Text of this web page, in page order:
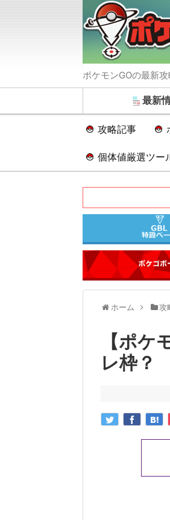
ポケモンGOの最新
最新
攻略記事
個体値厳選ツー
ホーム 攻
【ポ
レ枠？